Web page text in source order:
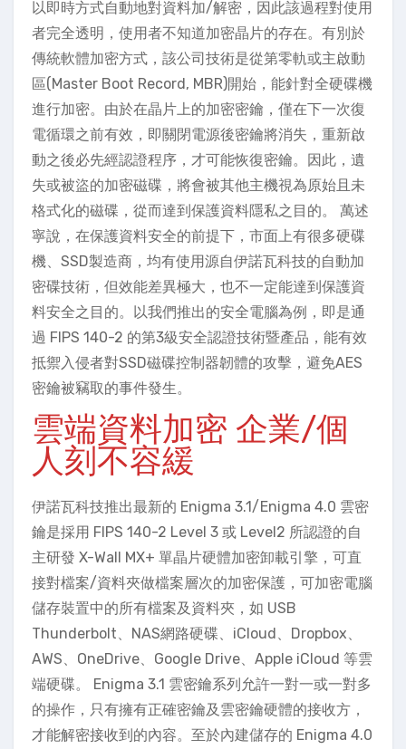
以即時方式自動地對資料加/解密，因此該過程對使用
者完全透明，使用者不知道加密晶片的存在。有別於
傳統軟體加密方式，該公司技術是從第零軌或主啟動
區(Master Boot Record, MBR)開始，能針對全硬碟機
進行加密。由於在晶片上的加密密鑰，僅在下一次復
電循環之前有效，即關閉電源後密鑰將消失，重新啟
動之後必先經認證程序，才可能恢復密鑰。因此，遺
失或被盜的加密磁碟，將會被其他主機視為原始且未
格式化的磁碟，從而達到保護資料隱私之目的。 萬述
寧說，在保護資料安全的前提下，市面上有很多硬碟
機、SSD製造商，均有使用源自伊諾瓦科技的自動加
密碟技術，但效能差異極大，也不一定能達到保護資
料安全之目的。以我們推出的安全電腦為例，即是通
過 FIPS 140-2 的第3級安全認證技術暨產品，能有效
抵禦入侵者對SSD磁碟控制器韌體的攻擊，避免AES
密鑰被竊取的事件發生。
雲端資料加密 企業/個
人刻不容緩
伊諾瓦科技推出最新的 Enigma 3.1/Enigma 4.0 雲密
鑰是採用 FIPS 140-2 Level 3 或 Level2 所認證的自
主研發 X-Wall MX+ 單晶片硬體加密卸載引擎，可直
接對檔案/資料夾做檔案層次的加密保護，可加密電腦
儲存裝置中的所有檔案及資料夾，如 USB
Thunderbolt、NAS網路硬碟、iCloud、Dropbox、
AWS、OneDrive、Google Drive、Apple iCloud 等雲
端硬碟。 Enigma 3.1 雲密鑰系列允許一對一或一對多
的操作，只有擁有正確密鑰及雲密鑰硬體的接收方，
才能解密接收到的內容。至於內建儲存的 Enigma 4.0